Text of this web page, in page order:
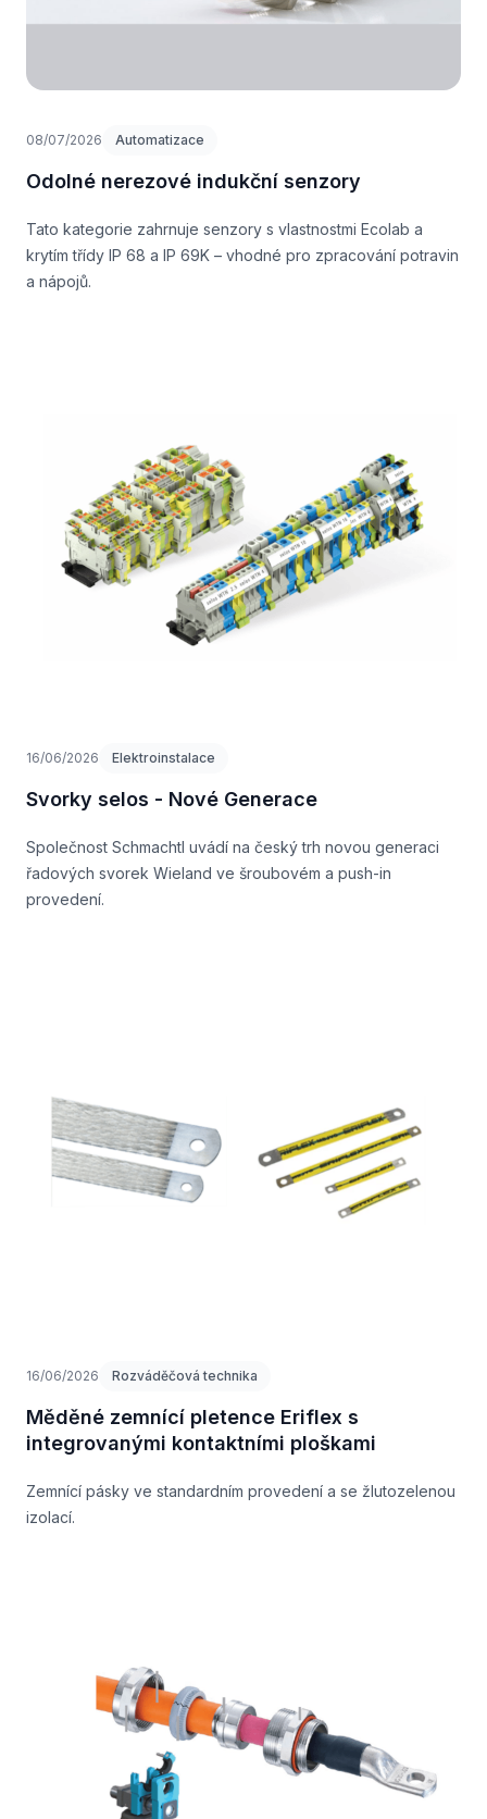
08/07/2026 Automatizace
Odolné nerezové indukční senzory
Tato kategorie zahrnuje senzory s vlastnostmi Ecolab a
krytím třídy IP 68 a IP 69K – vhodné pro zpracování potravin
a nápojů.
16/06/2026 Elektroinstalace
Svorky selos - Nové Generace
Společnost Schmachtl uvádí na český trh novou generaci
řadových svorek Wieland ve šroubovém a push-in
provedení.
16/06/2026 Rozváděčová technika
Měděné zemnící pletence Eriflex s
integrovanými kontaktními ploškami
Zemnící pásky ve standardním provedení a se žlutozelenou
izolací.